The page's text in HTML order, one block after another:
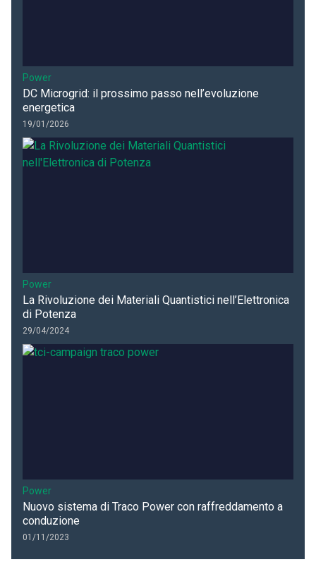
Power
DC Microgrid: il prossimo passo nell’evoluzione
energetica
19/01/2026
Power
La Rivoluzione dei Materiali Quantistici nell’Elettronica
di Potenza
29/04/2024
Power
Nuovo sistema di Traco Power con raffreddamento a
conduzione
01/11/2023